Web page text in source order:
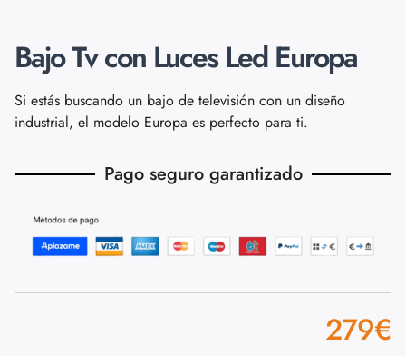
Bajo Tv con Luces Led Europa
Si estás buscando un bajo de televisión con un diseño
industrial, el modelo Europa es perfecto para ti.
Pago seguro garantizado
279€